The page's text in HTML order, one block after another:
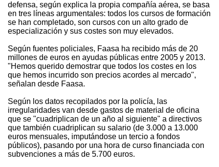
defensa, según explica la propia compañía aérea, se basa
en tres líneas argumentales: todos los cursos de formación
se han completado, son cursos con un alto grado de
especialización y sus costes son muy elevados.
Según fuentes policiales, Faasa ha recibido más de 20
millones de euros en ayudas públicas entre 2005 y 2013.
"Hemos querido demostrar que todos los costes en los
que hemos incurrido son precios acordes al mercado",
señalan desde Faasa.
Según los datos recopilados por la policía, las
irregularidades van desde gastos de material de oficina
que se "cuadriplican de un año al siguiente" a directivos
que también cuadriplican su salario (de 3.000 a 13.000
euros mensuales, imputándose un tercio a fondos
públicos), pasando por una hora de curso financiada con
subvenciones a más de 5.700 euros.